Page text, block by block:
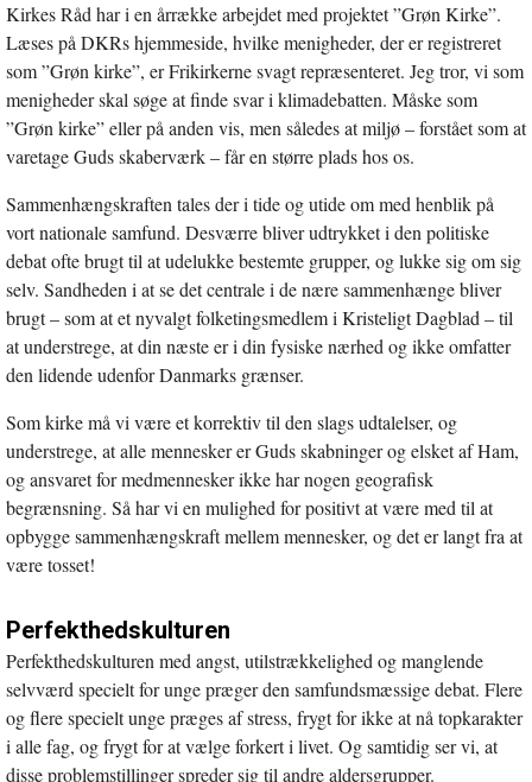
Kirkes Råd har i en årrække arbejdet med projektet ”Grøn Kirke”.
Læses på DKRs hjemmeside, hvilke menigheder, der er registreret
som ”Grøn kirke”, er Frikirkerne svagt repræsenteret. Jeg tror, vi som
menigheder skal søge at finde svar i klimadebatten. Måske som
”Grøn kirke” eller på anden vis, men således at miljø – forstået som at
varetage Guds skaberværk – får en større plads hos os.
Sammenhængskraften tales der i tide og utide om med henblik på
vort nationale samfund. Desværre bliver udtrykket i den politiske
debat ofte brugt til at udelukke bestemte grupper, og lukke sig om sig
selv. Sandheden i at se det centrale i de nære sammenhænge bliver
brugt – som at et nyvalgt folketingsmedlem i Kristeligt Dagblad – til
at understrege, at din næste er i din fysiske nærhed og ikke omfatter
den lidende udenfor Danmarks grænser.
Som kirke må vi være et korrektiv til den slags udtalelser, og
understrege, at alle mennesker er Guds skabninger og elsket af Ham,
og ansvaret for medmennesker ikke har nogen geografisk
begrænsning. Så har vi en mulighed for positivt at være med til at
opbygge sammenhængskraft mellem mennesker, og det er langt fra at
være tosset!
Perfekthedskulturen
Perfekthedskulturen med angst, utilstrækkelighed og manglende
selvværd specielt for unge præger den samfundsmæssige debat. Flere
og flere specielt unge præges af stress, frygt for ikke at nå topkarakter
i alle fag, og frygt for at vælge forkert i livet. Og samtidig ser vi, at
disse problemstillinger spreder sig til andre aldersgrupper.